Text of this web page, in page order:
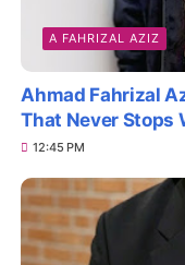
A FAHRIZAL AZIZ
Ahmad Fahrizal
That Never Stops
12:45 PM